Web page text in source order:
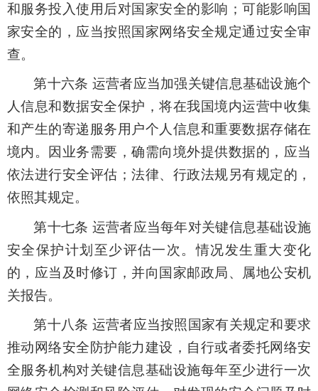
和服务投入使用后对国家安全的影响；可能影响国
家安全的，应当按照国家网络安全规定通过安全审
查。
第十六条 运营者应当加强关键信息基础设施个
人信息和数据安全保护，将在我国境内运营中收集
和产生的寄递服务用户个人信息和重要数据存储在
境内。因业务需要，确需向境外提供数据的，应当
依法进行安全评估；法律、行政法规另有规定的，
依照其规定。
第十七条 运营者应当每年对关键信息基础设施
安全保护计划至少评估一次。情况发生重大变化
的，应当及时修订，并向国家邮政局、属地公安机
关报告。
第十八条 运营者应当按照国家有关规定和要求
推动网络安全防护能力建设，自行或者委托网络安
全服务机构对关键信息基础设施每年至少进行一次